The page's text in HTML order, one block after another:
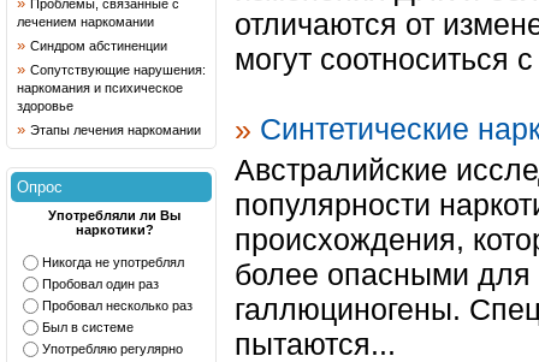
Проблемы, связанные с
лечением наркомании
» Синдром абстиненции
» Сопутствующие нарушения:
наркомания и психическое
здоровье
» Этапы лечения наркомании
Опрос
Употребляли ли Вы
наркотики?
Никогда не употреблял
Пробовал один раз
Пробовал несколько раз
Был в системе
Употребляю регулярно
отличаются от
могут соотноситься
» Синтетические
Австралийские
популярности
происхождения,
более опасными для
галлюциногены.
пытаются...